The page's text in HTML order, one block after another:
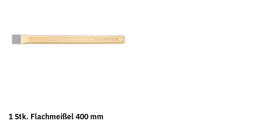
1 Stk. Flachmeißel 400 mm